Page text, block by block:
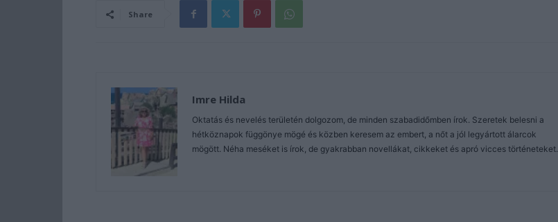
Share
Imre Hilda
Oktatás és nevelés területén dolgozom, de minden szabadidőmben írok. Szeretek belesni a
hétköznapok függönye mögé és közben keresem az embert, a nőt a jól legyártott álarcok
mögött. Néha meséket is írok, de gyakrabban novellákat, cikkeket és apró vicces történeteket.